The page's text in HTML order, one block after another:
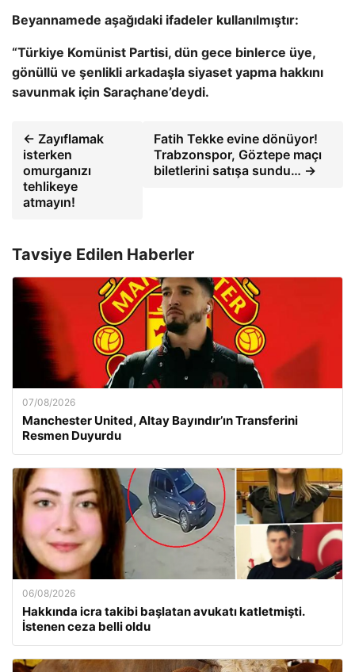
Beyannamede aşağıdaki ifadeler kullanılmıştır:
“Türkiye Komünist Partisi, dün gece binlerce üye,
gönüllü ve şenlikli arkadaşla siyaset yapma hakkını
savunmak için Saraçhane’deydi.
← Zayıflamak
isterken
omurganızı
tehlikeye
atmayın!
Fatih Tekke evine dönüyor!
Trabzonspor, Göztepe maçı
biletlerini satışa sundu… →
Tavsiye Edilen Haberler
07/08/2026
Manchester United, Altay Bayındır’ın Transferini
Resmen Duyurdu
06/08/2026
Hakkında icra takibi başlatan avukatı katletmişti.
İstenen ceza belli oldu